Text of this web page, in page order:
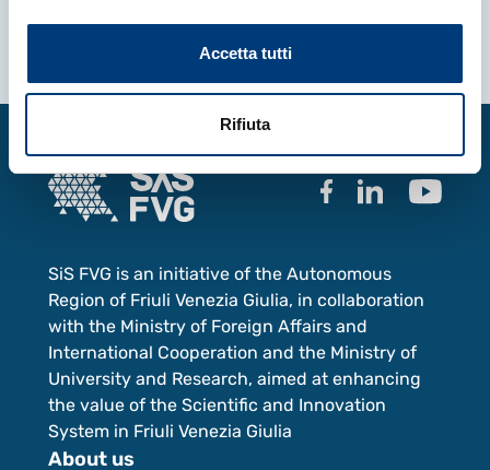
Accetta tutti
Rifiuta
SiS FVG is an initiative of the Autonomous
Region of Friuli Venezia Giulia, in collaboration
with the Ministry of Foreign Affairs and
International Cooperation and the Ministry of
University and Research, aimed at enhancing
the value of the Scientific and Innovation
System in Friuli Venezia Giulia
About us